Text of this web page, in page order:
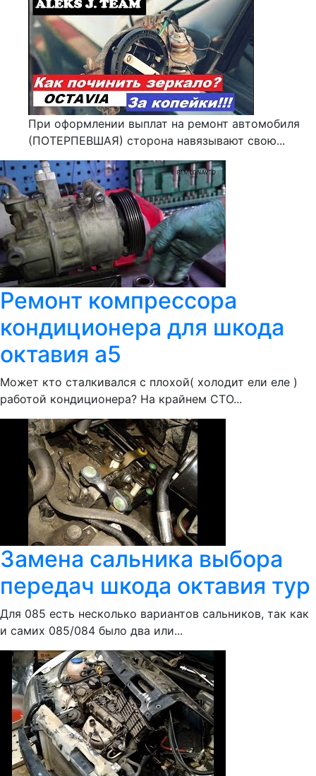
При оформлении выплат на ремонт автомобиля
(ПОТЕРПЕВШАЯ) сторона навязывают свою...
Ремонт компрессора
кондиционера для шкода
октавия а5
Может кто сталкивался с плохой( холодит ели еле )
работой кондиционера? На крайнем СТО...
Замена сальника выбора
передач шкода октавия тур
Для 085 есть несколько вариантов сальников, так как
и самих 085/084 было два или...